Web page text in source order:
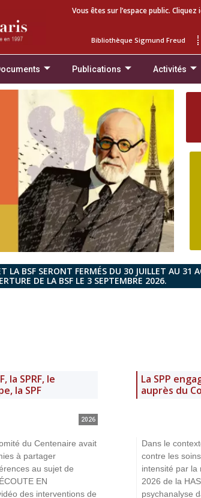
Vous êtes sur l’espace public.
Bibliothèque Sigmund Freud
Publications Activités
LA BSF SERONT FERMÉS DU 30 JUILLET AU 31
DE LA BSF LE 3 SEPTEMBRE 2026.
la SPRF, le
la SPF
2026
du Centenaire avait
à partager
au sujet de
EN
des interventions de
La SPP
auprès du
Dans le
contre les
intensité par la
2026 de la
psychanalyse